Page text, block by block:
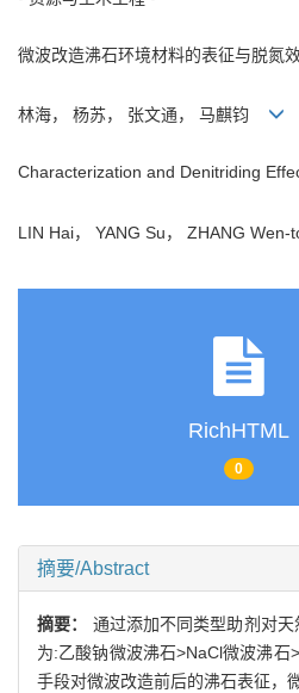
微波改造沸石环境材料的表征与脱氮
林海， 杨苏， 张文通， 马麒钧
Characterization and Denitriding
LIN Hai， YANG Su， ZHANG
RichHTML
0
摘要/Abstract
摘要： 通过添加不同类型助剂对
为:乙酸钠微波沸石>NaCl微波沸
手段对微波改造前后的沸石表征，